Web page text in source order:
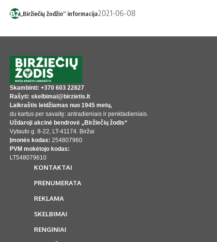
„Biržiečių žodžio“ informacija2021-06-08
Skambinti: +370 603 22827
Rašyti: skelbimai@birzietis.lt
Laikraštis leidžiamas nuo 1945 metų,
du kartus per savaitę: antradieniais ir penktadieniais.
Uždaroji akcinė bendrovė „Biržiečių žodis“
Vytauto g. 8-22, LT-41174. Biržai
Įmonės kodas: 254807960
PVM mokėtojo kodas:
LT548079610
KONTAKTAI
PRENUMERATA
REKLAMA
SKELBIMAI
RENGINIAI